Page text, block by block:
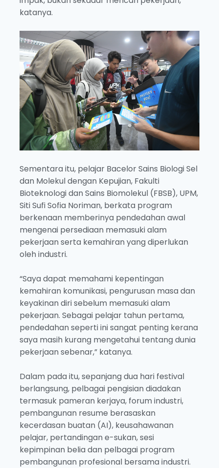
katanya.
Sementara itu, pelajar Bacelor Sains Biologi Sel
dan Molekul dengan Kepujian, Fakulti
Bioteknologi dan Sains Biomolekul (FBSB), UPM,
Siti Sufi Sofia Noriman, berkata program
berkenaan memberinya pendedahan awal
mengenai persediaan memasuki alam
pekerjaan serta kemahiran yang diperlukan
oleh industri.
“Saya dapat memahami kepentingan
kemahiran komunikasi, pengurusan masa dan
keyakinan diri sebelum memasuki alam
pekerjaan. Sebagai pelajar tahun pertama,
pendedahan seperti ini sangat penting kerana
saya masih kurang mengetahui tentang dunia
pekerjaan sebenar,” katanya.
Dalam pada itu, sepanjang dua hari festival
berlangsung, pelbagai pengisian diadakan
termasuk pameran kerjaya, forum industri,
pembangunan resume berasaskan
kecerdasan buatan (AI), keusahawanan
pelajar, pertandingan e-sukan, sesi
kepimpinan belia dan pelbagai program
pembangunan profesional bersama industri.